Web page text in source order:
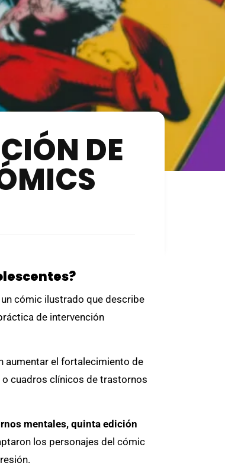
DE
cómic ilustrado que describe
de intervención
aumentar el fortalecimiento de
o cuadros clínicos de trastornos
mentales, quinta edición
los personajes del cómic